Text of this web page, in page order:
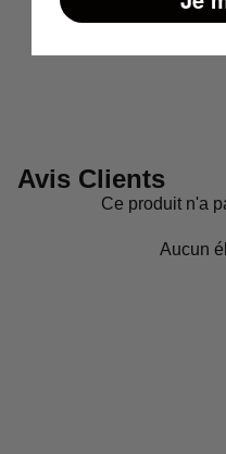
Avis Clients
Ce produit n'a
Aucun